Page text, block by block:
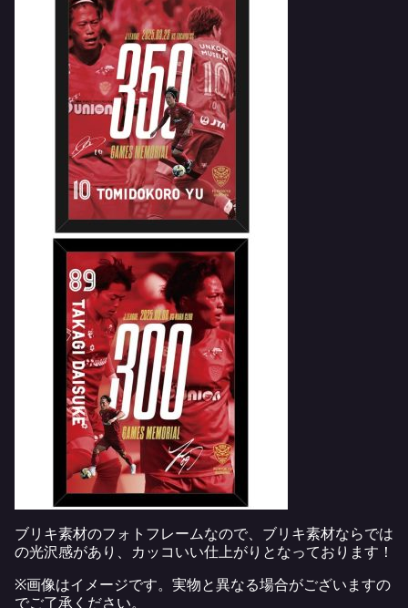
ブリキ素材のフォトフレームなので、ブリキ素材ならでは
の光沢感があり、カッコいい仕上がりとなっております！
※画像はイメージです。実物と異なる場合がございますの
でご了承ください。